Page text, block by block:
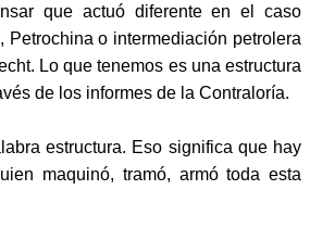
que actuó diferente en el caso
Petrochina o intermediación petrolera
Lo que tenemos es una estructura
de los informes de la Contraloría.
estructura. Eso significa que hay
maquinó, tramó, armó toda esta